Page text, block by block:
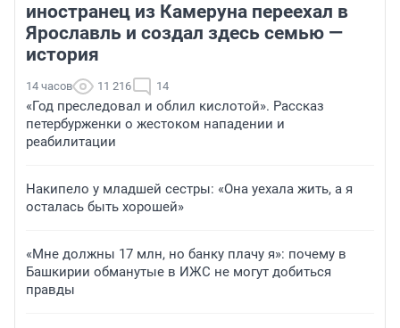
иностранец из Камеруна переехал в
Ярославль и создал здесь семью —
история
14 часов 11 216 14
«Год преследовал и облил кислотой». Рассказ
петербурженки о жестоком нападении и
реабилитации
Накипело у младшей сестры: «Она уехала жить, а я
осталась быть хорошей»
«Мне должны 17 млн, но банку плачу я»: почему в
Башкирии обманутые в ИЖС не могут добиться
правды